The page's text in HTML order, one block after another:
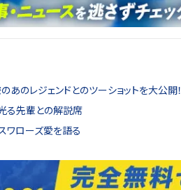
あのレジェンドとのツーショットを大公開！
る先輩との解説席
ワローズ愛を語る